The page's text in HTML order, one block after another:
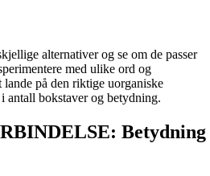
alternativer og se om de passer
med ulike ord og
på den riktige uorganiske
antall bokstaver og betydning.
Betydning